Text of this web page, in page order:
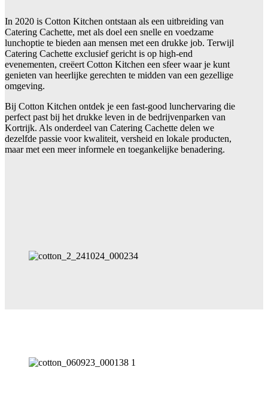
In 2020 is Cotton Kitchen ontstaan als een uitbreiding van
Catering Cachette, met als doel een snelle en voedzame
lunchoptie te bieden aan mensen met een drukke job. Terwijl
Catering Cachette exclusief gericht is op high-end
evenementen, creëert Cotton Kitchen een sfeer waar je kunt
genieten van heerlijke gerechten te midden van een gezellige
omgeving.
Bij Cotton Kitchen ontdek je een fast-good lunchervaring die
perfect past bij het drukke leven in de bedrijvenparken van
Kortrijk. Als onderdeel van Catering Cachette delen we
dezelfde passie voor kwaliteit, versheid en lokale producten,
maar met een meer informele en toegankelijke benadering.